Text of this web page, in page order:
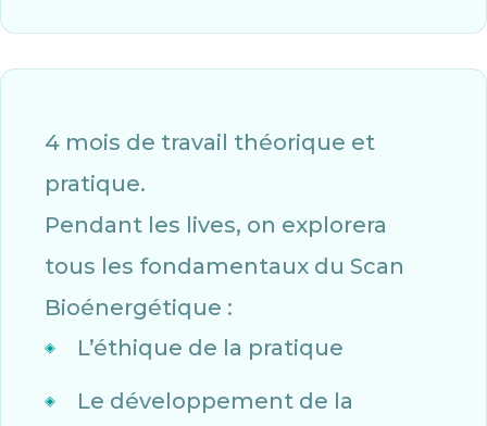
4 mois de travail théorique et
pratique.
Pendant les lives, on explorera
tous les fondamentaux du Scan
Bioénergétique :
L’éthique de la pratique
Le développement de la